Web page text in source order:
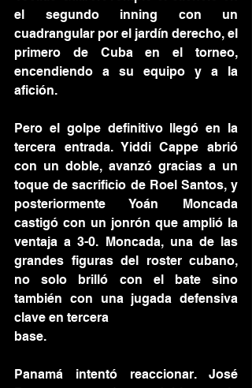
el segundo inning con un
cuadrangular por el jardín derecho, el
primero de Cuba en el torneo,
encendiendo a su equipo y a la
afición.
Pero el golpe definitivo llegó en la
tercera entrada. Yiddi Cappe abrió
con un doble, avanzó gracias a un
toque de sacrificio de Roel Santos, y
posteriormente Yoán Moncada
castigó con un jonrón que amplió la
ventaja a 3-0. Moncada, una de las
grandes figuras del roster cubano,
no solo brilló con el bate sino
también con una jugada defensiva
clave en tercera
base.
Panamá intentó reaccionar. José